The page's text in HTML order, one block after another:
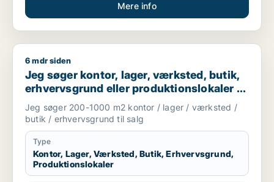
Mere info
Jeg søger kontor, lager, værksted, butik, erhvervsgrund
6 mdr siden
Jeg søger kontor, lager, værksted, butik,
erhvervsgrund eller produktionslokaler til
salg i Odense
Jeg søger 200-1000 m2 kontor / lager / værksted /
butik / erhvervsgrund til salg
Type
Kontor, Lager, Værksted, Butik, Erhvervsgrund,
Produktionslokaler